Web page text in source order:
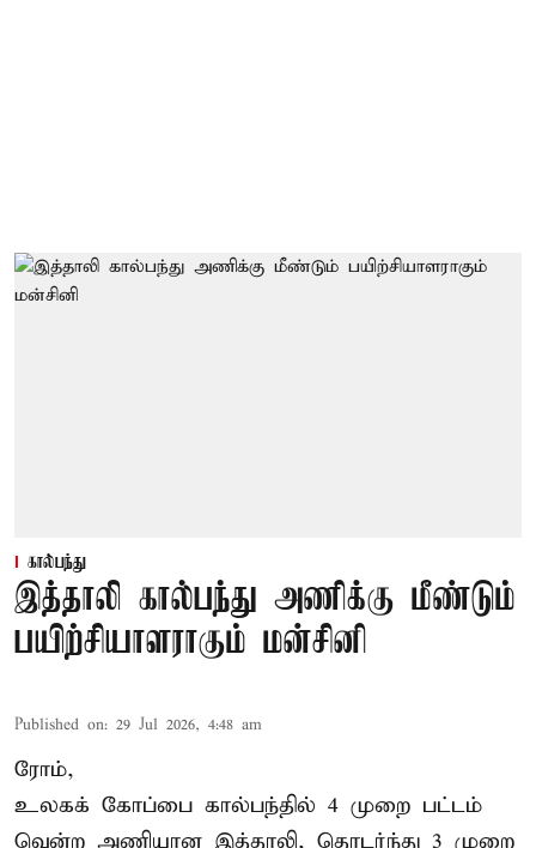
கால்பந்து
இத்தாலி கால்பந்து அணிக்கு மீண்டும்
பயிற்சியாளராகும் மன்சினி
Published on: 29 Jul 2026, 4:48 am
ரோம்,
உலகக் கோப்பை கால்பந்தில் 4 முறை பட்டம்
வென்ற அணியான இத்தாலி, தொடர்ந்து 3 முறை